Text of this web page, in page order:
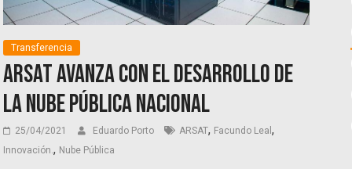
Transferencia
ARSAT avanza con el desarrollo de
la Nube Pública Nacional
25/04/2021 Eduardo Porto ARSAT, Facundo Leal,
Innovación., Nube Pública